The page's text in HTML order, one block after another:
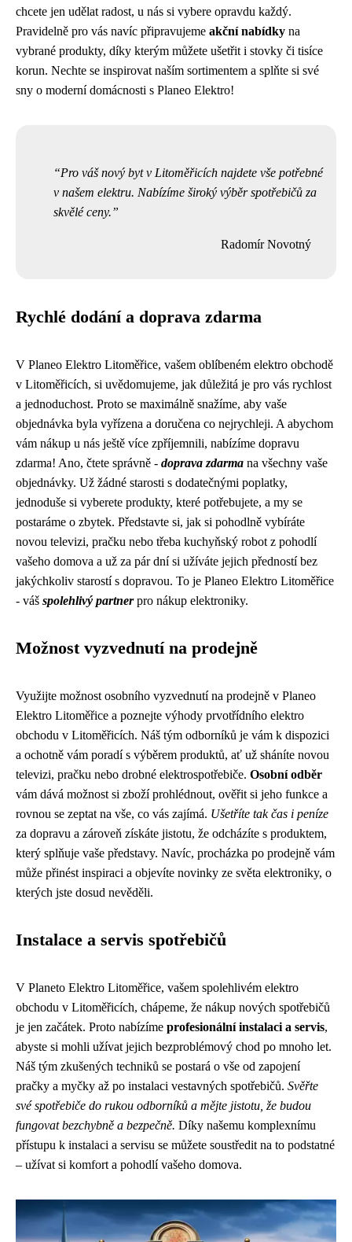
chcete jen udělat radost, u nás si vybere opravdu každý.
Pravidelně pro vás navíc připravujeme akční nabídky na
vybrané produkty, díky kterým můžete ušetřit i stovky či tisíce
korun. Nechte se inspirovat naším sortimentem a splňte si své
sny o moderní domácnosti s Planeo Elektro!
Pro váš nový byt v Litoměřicích najdete vše potřebné
v našem elektru. Nabízíme široký výběr spotřebičů za
skvělé ceny.
Radomír Novotný
Rychlé dodání a doprava zdarma
V Planeo Elektro Litoměřice, vašem oblíbeném elektro obchodě
v Litoměřicích, si uvědomujeme, jak důležitá je pro vás rychlost
a jednoduchost. Proto se maximálně snažíme, aby vaše
objednávka byla vyřízena a doručena co nejrychleji. A abychom
vám nákup u nás ještě více zpříjemnili, nabízíme dopravu
zdarma! Ano, čtete správně - doprava zdarma na všechny vaše
objednávky. Už žádné starosti s dodatečnými poplatky,
jednoduše si vyberete produkty, které potřebujete, a my se
postaráme o zbytek. Představte si, jak si pohodlně vybíráte
novou televizi, pračku nebo třeba kuchyňský robot z pohodlí
vašeho domova a už za pár dní si užíváte jejich předností bez
jakýchkoliv starostí s dopravou. To je Planeo Elektro Litoměřice
- váš spolehlivý partnerpro nákup elektroniky.
Možnost vyzvednutí na prodejně
Využijte možnost osobního vyzvednutí na prodejně v Planeo
Elektro Litoměřice a poznejte výhody prvotřídního elektro
obchodu v Litoměřicích. Náš tým odborníků je vám k dispozici
a ochotně vám poradí s výběrem produktů, ať už sháníte novou
televizi, pračku nebo drobné elektrospotřebiče. Osobní odběr
vám dává možnost si zboží prohlédnout, ověřit si jeho funkce a
rovnou se zeptat na vše, co vás zajímá. Ušetříte tak čas i peníze
za dopravu a zároveň získáte jistotu, že odcházíte s produktem,
který splňuje vaše představy. Navíc, procházka po prodejně vám
může přinést inspiraci a objevíte novinky ze světa elektroniky, o
kterých jste dosud nevěděli.
Instalace a servis spotřebičů
V Planeto Elektro Litoměřice, vašem spolehlivém elektro
obchodu v Litoměřicích, chápeme, že nákup nových spotřebičů
je jen začátek. Proto nabízíme profesionální instalaci a servis,
abyste si mohli užívat jejich bezproblémový chod po mnoho let.
Náš tým zkušených techniků se postará o vše od zapojení
pračky a myčky až po instalaci vestavných spotřebičů. Svěřte
své spotřebiče do rukou odborníků a mějte jistotu, že budou
fungovat bezchybně a bezpečně. Díky našemu komplexnímu
přístupu k instalaci a servisu se můžete soustředit na to podstatné
– užívat si komfort a pohodlí vašeho domova.